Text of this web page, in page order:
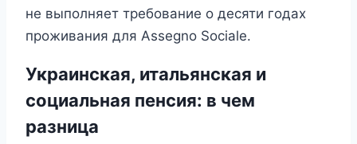
не выполняет требование о десяти годах
проживания для Assegno Sociale.
Украинская, итальянская и
социальная пенсия: в чем
разница